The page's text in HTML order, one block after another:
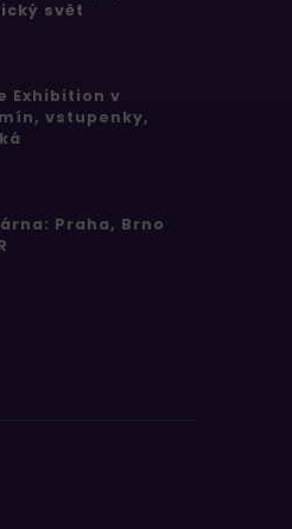
svět
Exhibition v
vstupenky,
Praha, Brno